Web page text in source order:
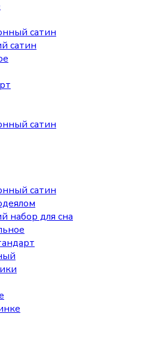
сатин
сатин
сатин
сатин
набор для сна